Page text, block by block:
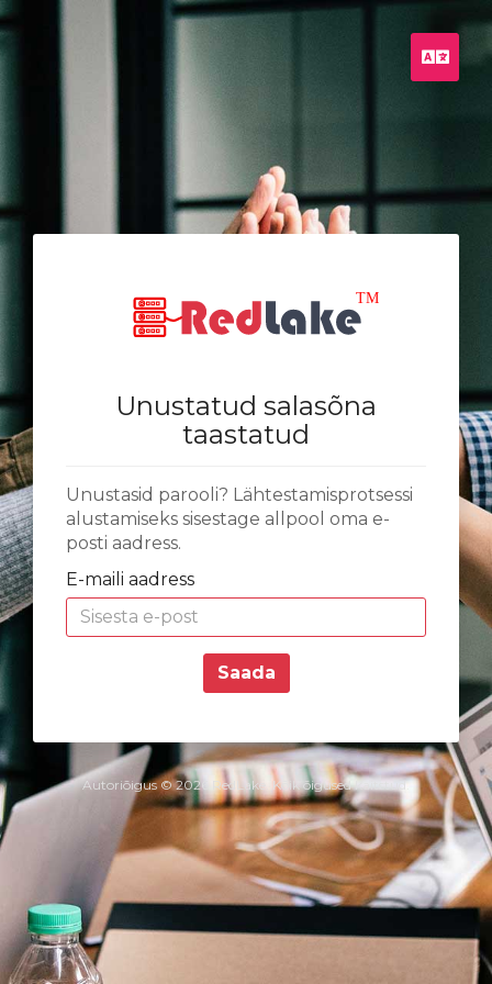
Unustatud salasõna
taastatud
Unustasid parooli? Lähtestamisprotsessi
alustamiseks sisestage allpool oma e-
posti aadress.
E-maili aadress
Saada
Autoriõigus © 2026 RedLake. Kõik õigused kaitstud.